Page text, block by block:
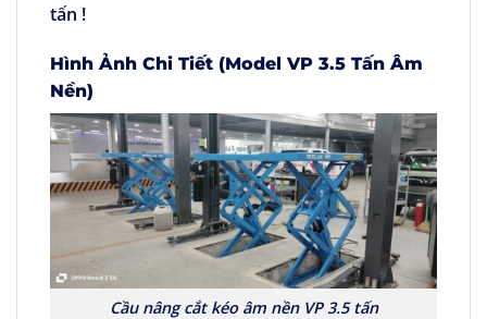
tấn !
Hình Ảnh Chi Tiết (Model VP 3.5 Tấn Âm
Nền)
Cầu nâng cắt kéo âm nền VP 3.5 tấn